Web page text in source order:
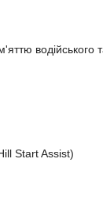
водійського
Start Assist)